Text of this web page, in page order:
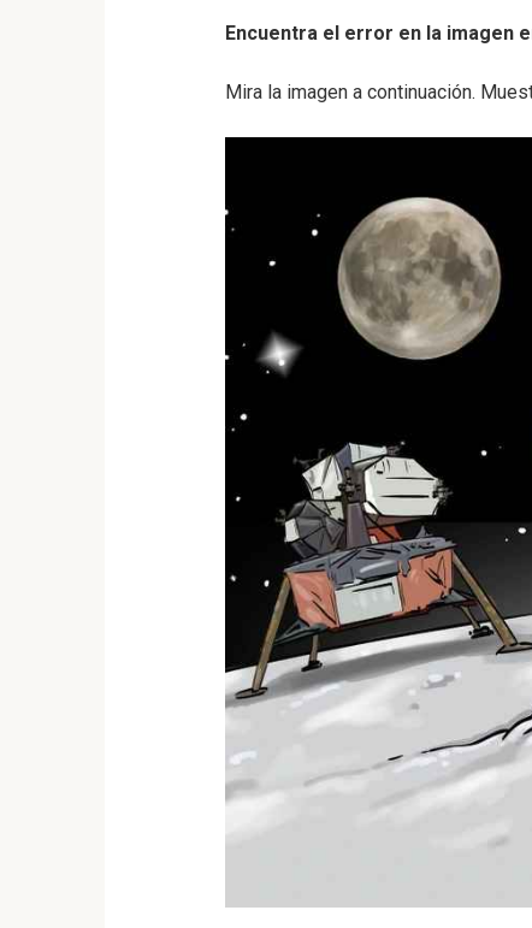
Encuentra el error en la imagen
Mira la imagen a continuación.